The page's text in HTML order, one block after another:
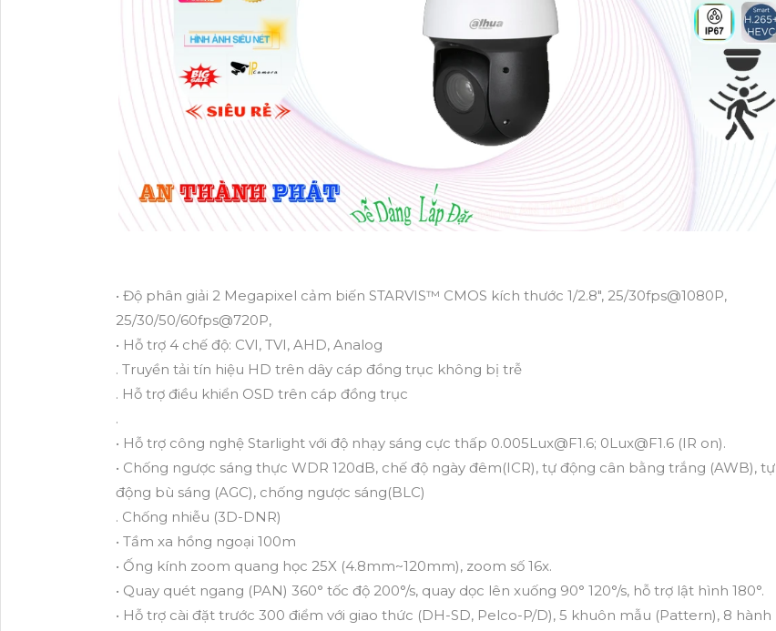
• Độ phân giải 2 Megapixel cảm biến STARVIS™ CMOS kích thước 1/2.8", 25/30fps@1080P,
25/30/50/60fps@720P,
• Hỗ trợ 4 chế độ: CVI, TVI, AHD, Analog
. Truyền tải tín hiệu HD trên dây cáp đồng trục không bị trễ
. Hỗ trợ điều khiển OSD trên cáp đồng trục
.
• Hỗ trợ công nghệ Starlight với độ nhạy sáng cực thấp 0.005Lux@F1.6; 0Lux@F1.6 (IR on).
• Chống ngược sáng thực WDR 120dB, chế độ ngày đêm(ICR), tự động cân bằng trắng (AWB), tự
động bù sáng (AGC), chống ngược sáng(BLC)
. Chống nhiễu (3D-DNR)
• Tầm xa hồng ngoại 100m
• Ống kính zoom quang học 25X (4.8mm~120mm), zoom số 16x.
• Quay quét ngang (PAN) 360° tốc độ 200°/s, quay dọc lên xuống 90° 120°/s, hỗ trợ lật hình 180°.
• Hỗ trợ cài đặt trước 300 điểm với giao thức (DH-SD, Pelco-P/D), 5 khuôn mẫu (Pattern), 8 hành